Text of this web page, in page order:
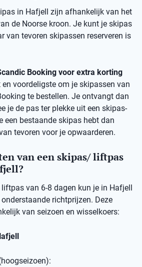
in Hafjell zijn afhankelijk van het
de Noorse kroon. Je kunt je skipas
van tevoren skipassen reserveren is
Booking voor extra korting
voordeligste om je skipassen van
te bestellen. Je ontvangt dan
je de pas ter plekke uit een skipas-
een bestaande skipas hebt dan
tevoren voor je opwaarderen.
van een skipas/ liftpas
van 6-8 dagen kun je in Hafjell
richtprijzen. Deze
van seizoen en wisselkoers: